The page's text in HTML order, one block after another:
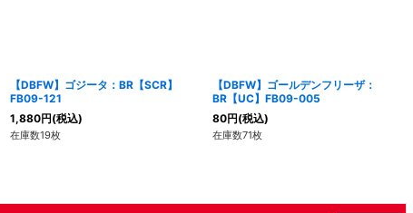
【DBFW】ゴジータ：BR【SCR】
FB09-121
1,880円(税込)
在庫数19枚
【DBFW】ゴールデンフリーザ：
BR【UC】FB09-005
80円(税込)
在庫数71枚